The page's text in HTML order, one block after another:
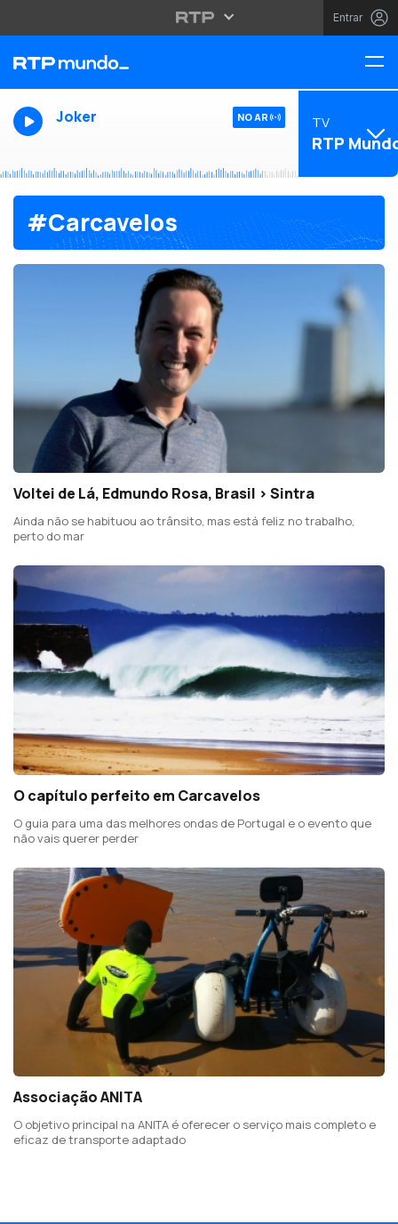
Entrar
Joker NO AR TV
RTP
#Carcavelos
Voltei de Lá, Edmundo Rosa, Brasil > Sintra
Ainda não se habituou ao trânsito, mas está feliz no trabalho,
perto do mar
O capítulo perfeito em Carcavelos
O guia para uma das melhores ondas de Portugal e o evento que
não vais querer perder
Associação ANITA
O objetivo principal na ANITA é oferecer o serviço mais completo e
eficaz de transporte adaptado